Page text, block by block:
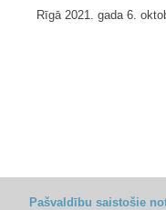
Rīgā 2021. gada 6.
Pašvaldību saistošie